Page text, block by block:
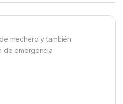
mechero y también
de emergencia